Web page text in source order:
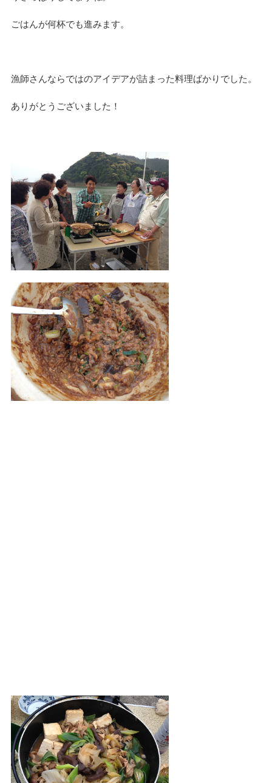
ごはんが何杯でも進みます。
漁師さんならではのアイデアが詰まった料理ばかりでした。
ありがとうございました！